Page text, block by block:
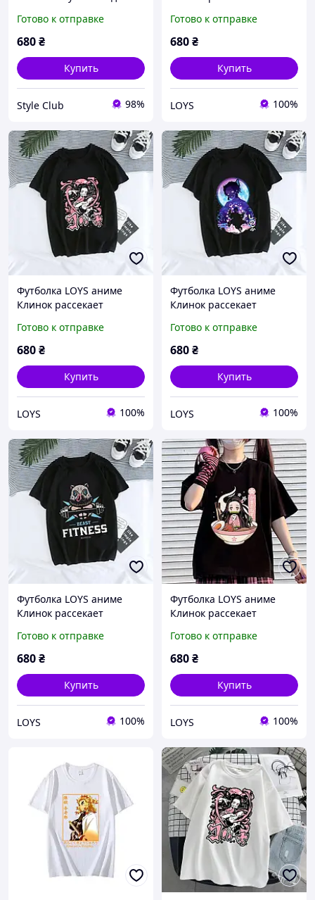
розсікаючий демонів XS
Готово к отправке
680₴
Купить
Style Club 98%
Готово к отправке
680₴
Купить
LOYS 100%
Футболка LOYS аниме
Клинок рассекает
Готово к отправке
680₴
Купить
LOYS 100%
Футболка LOYS аниме
Клинок рассекает
Готово к отправке
680₴
Купить
LOYS 100%
Футболка LOYS аниме
Клинок рассекает
Готово к отправке
680₴
Купить
LOYS 100%
Футболка LOYS аниме
Клинок рассекает
Готово к отправке
680₴
Купить
LOYS 100%